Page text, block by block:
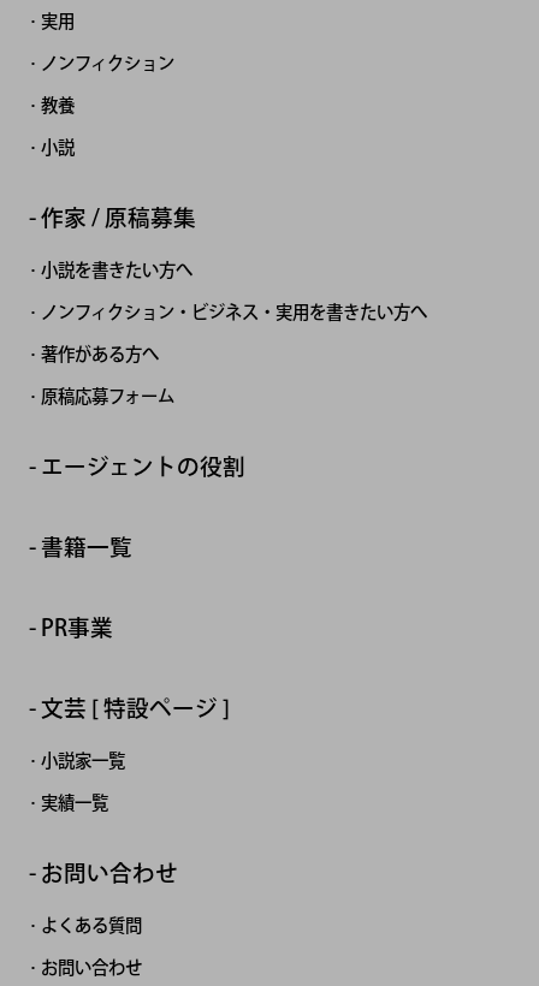
実用
ノンフィクション
教養
小説
作家 / 原稿募集
小説を書きたい方へ
ノンフィクション・ビジネス・実用を書きたい方へ
著作がある方へ
原稿応募フォーム
エージェントの役割
書籍一覧
PR事業
文芸 [ 特設ページ ]
小説家一覧
実績一覧
お問い合わせ
よくある質問
お問い合わせ